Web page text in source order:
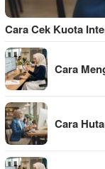
Cara Cek Kuota
Cara
Cara